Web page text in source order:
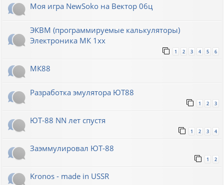
Моя игра NewSoko на Вектор 06ц
ЭКВМ (программируемые калькуляторы)
Электроника МК 1хх
1 2 3 4 5 6
МК88
Разработка эмулятора ЮТ88
1 2 3
ЮТ-88 NN лет спустя
1 2 3 4
Заэммулировал ЮТ-88
1 2
Kronos - made in USSR